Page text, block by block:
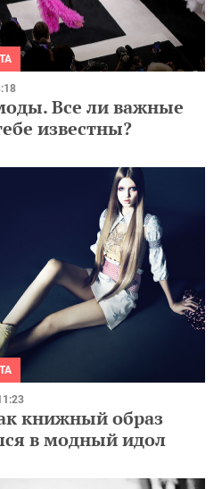
Все ли важные
известны?
книжный образ
в модный идол